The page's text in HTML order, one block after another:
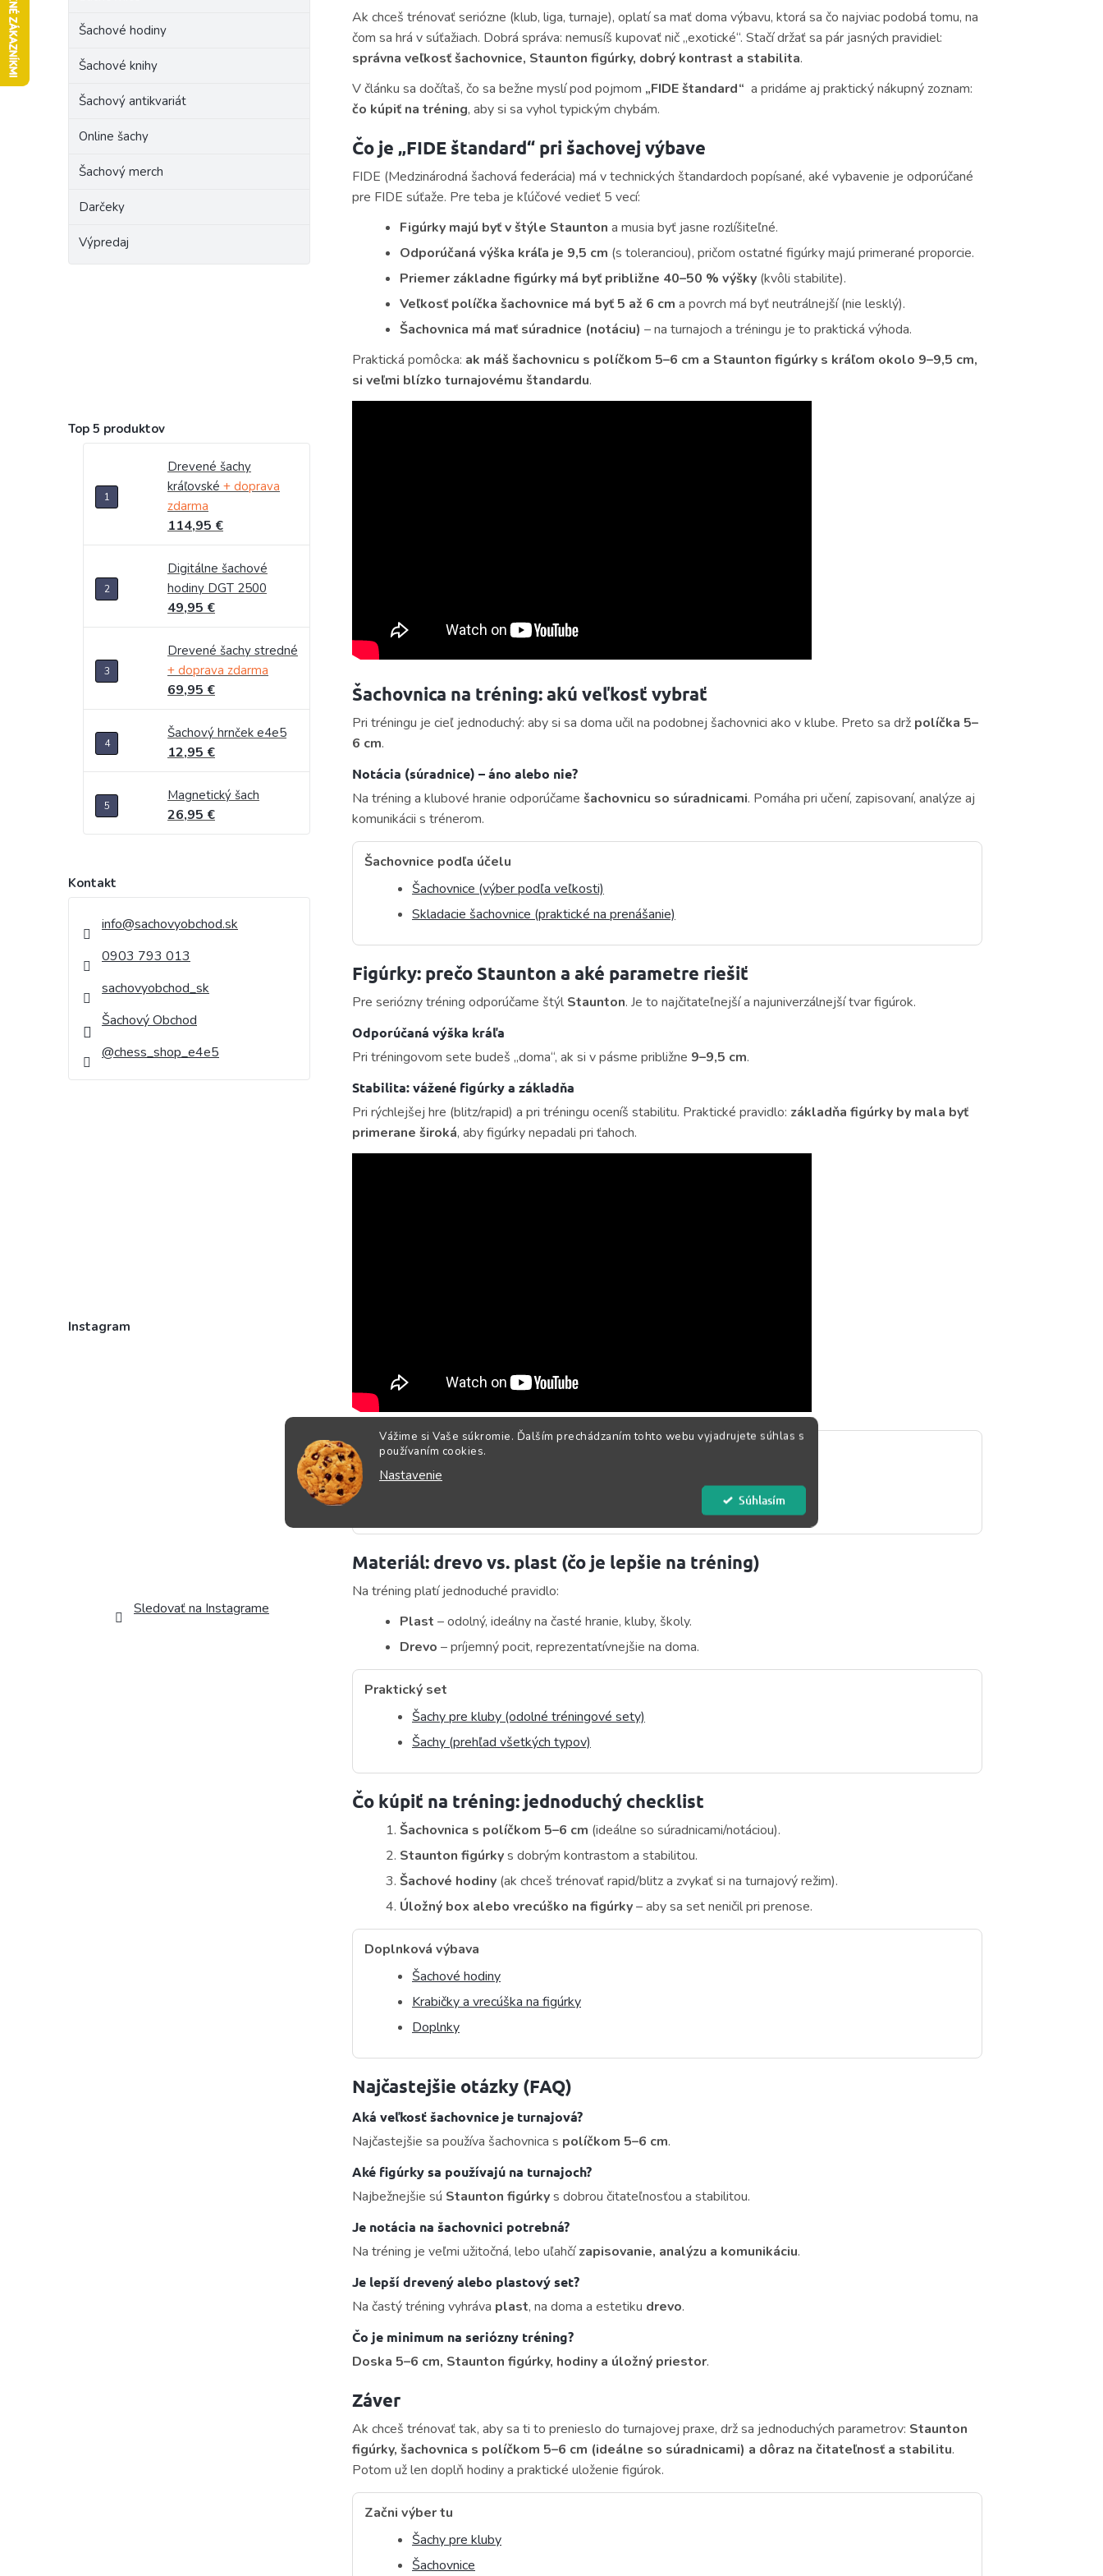
Vážime si Vaše súkromie. Ďalším prechádzaním tohto webu vyjadrujete súhlas s
používaním cookies.
Nastavenie
Súhlasím
Šachové hodiny
Šachové knihy
Šachový antikvariát
Online šachy
Šachový merch
Darčeky
Výpredaj
Top 5 produktov
Drevené šachy
kráľovské + doprava
zdarma
114,95 €
Digitálne šachové
hodiny DGT 2500
49,95 €
Drevené šachy stredné
+ doprava zdarma
69,95 €
Šachový hrnček e4e5
12,95 €
Magnetický šach
26,95 €
Kontakt
info@sachovyobchod.sk
0903 793 013
sachovyobchod_sk
Šachový Obchod
@chess_shop_e4e5
Instagram
Sledovať na Instagrame
Ak chceš trénovať seriózne (klub, liga, turnaje), oplatí sa mať doma výbavu, ktorá sa čo najviac podobá tomu, na
čom sa hrá v súťažiach. Dobrá správa: nemusíš kupovať nič „exotické“. Stačí držať sa pár jasných pravidiel:
správna veľkosť šachovnice, Staunton figúrky, dobrý kontrast a stabilita.
V článku sa dočítaš, čo sa bežne myslí pod pojmom „FIDE štandard“ a pridáme aj praktický nákupný zoznam:
čo kúpiť na tréning, aby si sa vyhol typickým chybám.
Čo je „FIDE štandard“ pri šachovej výbave
FIDE (Medzinárodná šachová federácia) má v technických štandardoch popísané, aké vybavenie je odporúčané
pre FIDE súťaže. Pre teba je kľúčové vedieť 5 vecí:
Figúrky majú byť v štýle Staunton a musia byť jasne rozlíšiteľné.
Odporúčaná výška kráľa je 9,5 cm (s toleranciou), pričom ostatné figúrky majú primerané proporcie.
Priemer základne figúrky má byť približne 40–50 % výšky (kvôli stabilite).
Veľkosť políčka šachovnice má byť 5 až 6 cm a povrch má byť neutrálnejší (nie lesklý).
Šachovnica má mať súradnice (notáciu) – na turnajoch a tréningu je to praktická výhoda.
Praktická pomôcka: ak máš šachovnicu s políčkom 5–6 cm a Staunton figúrky s kráľom okolo 9–9,5 cm,
si veľmi blízko turnajovému štandardu.
Šachovnica na tréning: akú veľkosť vybrať
Pri tréningu je cieľ jednoduchý: aby si sa doma učil na podobnej šachovnici ako v klube. Preto sa drž políčka 5–
6 cm.
Notácia (súradnice) – áno alebo nie?
Na tréning a klubové hranie odporúčame šachovnicu so súradnicami. Pomáha pri učení, zapisovaní, analýze aj
komunikácii s trénerom.
Šachovnice podľa účelu
Šachovnice (výber podľa veľkosti)
Skladacie šachovnice (praktické na prenášanie)
Figúrky: prečo Staunton a aké parametre riešiť
Pre seriózny tréning odporúčame štýl Staunton. Je to najčitateľnejší a najuniverzálnejší tvar figúrok.
Odporúčaná výška kráľa
Pri tréningovom sete budeš „doma“, ak si v pásme približne 9–9,5 cm.
Stabilita: vážené figúrky a základňa
Pri rýchlejšej hre (blitz/rapid) a pri tréningu oceníš stabilitu. Praktické pravidlo: základňa figúrky by mala byť
primerane široká, aby figúrky nepadali pri ťahoch.
Figúrky na tréning
Šachové figúrky (turnajový štýl, stabilita)
Materiál: drevo vs. plast (čo je lepšie na tréning)
Na tréning platí jednoduché pravidlo:
Plast – odolný, ideálny na časté hranie, kluby, školy.
Drevo – príjemný pocit, reprezentatívnejšie na doma.
Praktický set
Šachy pre kluby (odolné tréningové sety)
Šachy (prehľad všetkých typov)
Čo kúpiť na tréning: jednoduchý checklist
Šachovnica s políčkom 5–6 cm (ideálne so súradnicami/notáciou).
Staunton figúrkys dobrým kontrastom a stabilitou.
Šachové hodiny (ak chceš trénovať rapid/blitz a zvykať si na turnajový režim).
Úložný box alebo vrecúško na figúrky– aby sa set neničil pri prenose.
Doplnková výbava
Šachové hodiny
Krabičky a vrecúška na figúrky
Doplnky
Najčastejšie otázky (FAQ)
Aká veľkosť šachovnice je turnajová?
Najčastejšie sa používa šachovnica s políčkom 5–6 cm.
Aké figúrky sa používajú na turnajoch?
Najbežnejšie sú Staunton figúrkys dobrou čitateľnosťou a stabilitou.
Je notácia na šachovnici potrebná?
Na tréning je veľmi užitočná, lebo uľahčízapisovanie, analýzu a komunikáciu.
Je lepší drevený alebo plastový set?
Na častý tréning vyhráva plast, na doma a estetiku drevo.
Čo je minimum na seriózny tréning?
Doska 5–6 cm, Staunton figúrky, hodiny a úložný priestor.
Záver
Ak chceš trénovať tak, aby sa ti to prenieslo do turnajovej praxe, drž sa jednoduchých parametrov: Staunton
figúrky, šachovnica s políčkom 5–6 cm (ideálne so súradnicami) a dôraz na čitateľnosť a stabilitu.
Potom už len doplň hodiny a praktické uloženie figúrok.
Začni výber tu
Šachy pre kluby
Šachovnice